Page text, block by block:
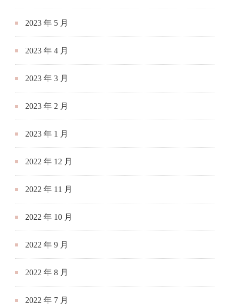
2023 年 5 月
2023 年 4 月
2023 年 3 月
2023 年 2 月
2023 年 1 月
2022 年 12 月
2022 年 11 月
2022 年 10 月
2022 年 9 月
2022 年 8 月
2022 年 7 月